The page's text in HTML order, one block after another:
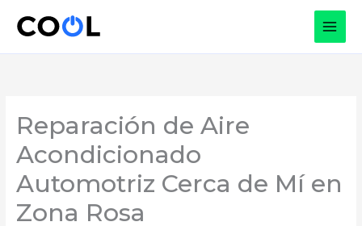
Reparación de Aire
Acondicionado
Automotriz Cerca de Mí en
Zona Rosa